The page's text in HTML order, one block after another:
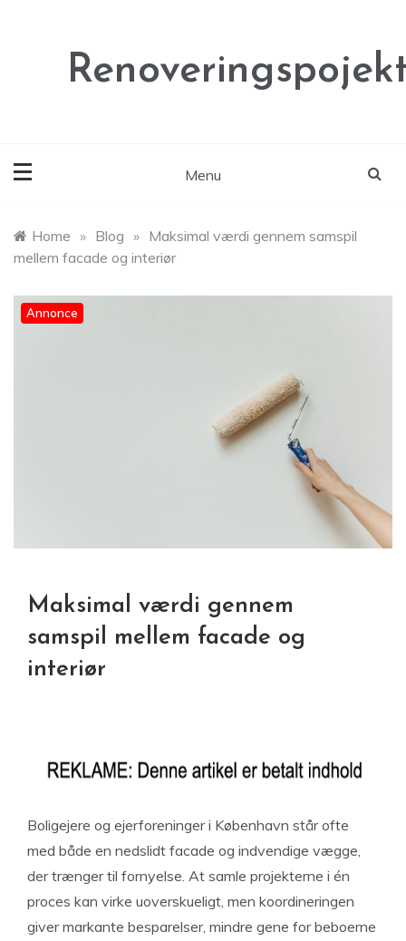
Menu
Home » Blog » Maksimal værdi gennem samspil
mellem facade og interiør
Annonce
Maksimal værdi gennem
samspil mellem facade og
interiør
Boligejere og ejerforeninger i København står ofte
med både en nedslidt facade og indvendige vægge,
der trænger til fornyelse. At samle projekterne i én
proces kan virke uoverskueligt, men koordineringen
giver markante besparelser, mindre gene for beboerne